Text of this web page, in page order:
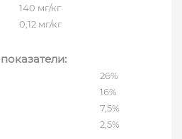
140 мг/кг
0,12 мг/кг
26%
16%
7,5%
2,5%